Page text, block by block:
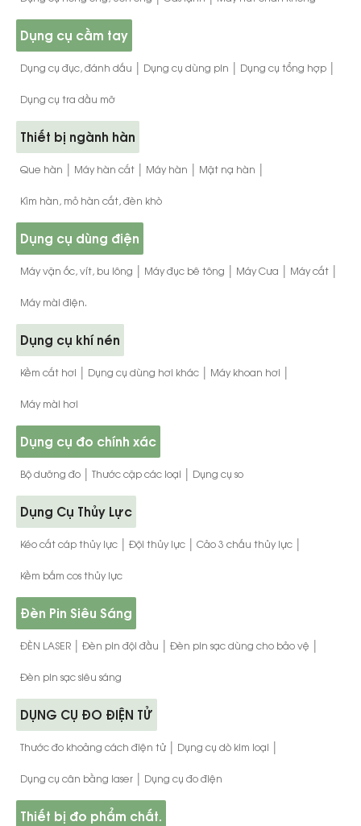
Dụng cụ cầm tay
Dụng cụ đục, đánh dấu | Dụng cụ dùng pin | Dụng cụ tổng hợp |
Dụng cụ tra dầu mỡ
Thiết bị ngành hàn
Que hàn | Máy hàn cắt | Máy hàn | Mặt nạ hàn |
Kìm hàn, mỏ hàn cắt, đèn khò
Dụng cụ dùng điện
Máy vặn ốc, vít, bu lông | Máy đục bê tông | Máy Cưa | Máy cắt |
Máy mài điện.
Dụng cụ khí nén
Kềm cắt hơi | Dụng cụ dùng hơi khác | Máy khoan hơi |
Máy mài hơi
Dụng cụ đo chính xác
Bộ dưỡng đo | Thước cặp các loại | Dụng cụ so
Dụng Cụ Thủy Lực
Kéo cắt cáp thủy lực | Đội thủy lực | Cảo 3 chấu thủy lực |
Kềm bấm cos thủy lực
Đèn Pin Siêu Sáng
ĐÈN LASER | Đèn pin đội đầu | Đèn pin sạc dùng cho bảo vệ |
Đèn pin sạc siêu sáng
DỤNG CỤ ĐO ĐIỆN TỬ
Thước đo khoảng cách điện tử | Dụng cụ dò kim loại |
Dụng cụ cân bằng laser | Dụng cụ đo điện
Thiết bị đo phẩm chất.